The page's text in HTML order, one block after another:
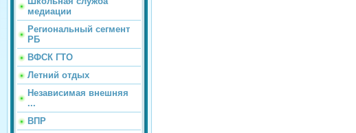
медиации
Региональный сегмент
РБ
ВФСК ГТО
Летний отдых
Независимая внешняя
...
ВПР